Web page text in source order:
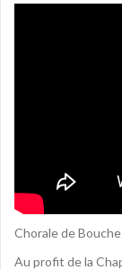
Chorale de
Au profit de la